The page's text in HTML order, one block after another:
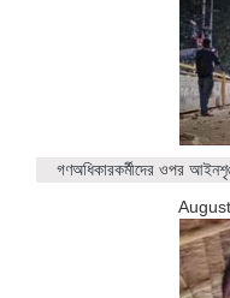
গণঅধিকারকর্মীদের ওপর